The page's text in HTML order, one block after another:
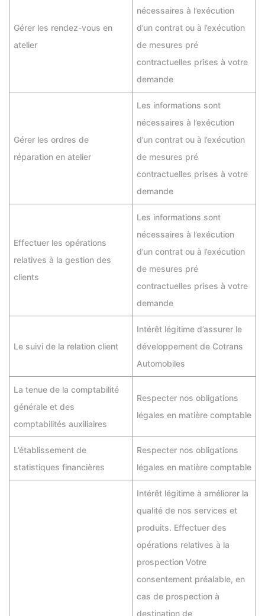
Gérer les rendez-vous en
atelier
nécessaires à l’exécution
d’un contrat ou à l’exécution
de mesures pré
contractuelles prises à votre
demande
Gérer les ordres de
réparation en atelier
Les informations sont
nécessaires à l’exécution
d’un contrat ou à l’exécution
de mesures pré
contractuelles prises à votre
demande
Effectuer les opérations
relatives à la gestion des
clients
Les informations sont
nécessaires à l’exécution
d’un contrat ou à l’exécution
de mesures pré
contractuelles prises à votre
demande
Le suivi de la relation client
Intérêt légitime d’assurer le
développement de Cotrans
Automobiles
La tenue de la comptabilité
générale et des
comptabilités auxiliaires
Respecter nos obligations
légales en matière comptable
L’établissement de
statistiques financières
Respecter nos obligations
légales en matière comptable
Intérêt légitime à améliorer la
qualité de nos services et
produits. Effectuer des
opérations relatives à la
prospection Votre
consentement préalable, en
cas de prospection à
destination de